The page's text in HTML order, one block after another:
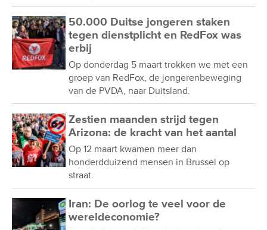
50.000 Duitse jongeren staken
tegen dienstplicht en RedFox was
erbij
Op donderdag 5 maart trokken we met een
groep van RedFox, de jongerenbeweging
van de PVDA, naar Duitsland.
Zestien maanden strijd tegen
Arizona: de kracht van het aantal
Op 12 maart kwamen meer dan
honderdduizend mensen in Brussel op
straat.
Iran: De oorlog te veel voor de
wereldeconomie?